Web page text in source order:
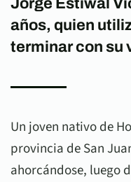
Jorge Estiwal
años, quien
terminar con su
Un joven nativo de
provincia de San
ahorcándose, luego